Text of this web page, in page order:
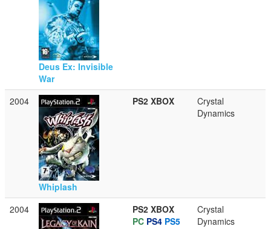
Deus Ex: Invisible
War
2004
Whiplash
PS2 XBOX
Crystal
Dynamics
2004 PS2 XBOX
PC PS4 PS5
Crystal
Dynamics